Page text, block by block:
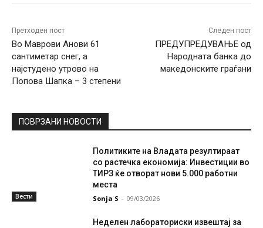
Претходен пост
Во Маврови Анови 61
сантиметар снег, а
најстудено утрово на
Попова Шапка – 3 степени
Следен пост
ПРЕДУПРЕДУВАЊЕ од
Народната банка до
македонските граѓани
ПОВРЗАНИ НОВОСТИ
Вести
Политиките на Владата резултираат
со растечка економија: Инвестиции во
ТИРЗ ќе отворат нови 5.000 работни
места
Sonja S - 09/03/2026
Неделен лабораториски извештај за